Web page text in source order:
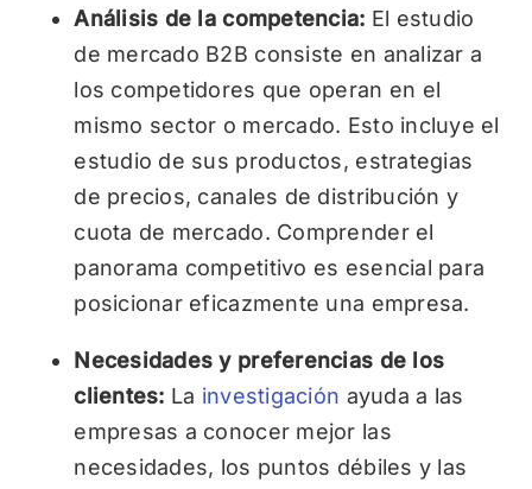
Análisis de la competencia: El estudio
de mercado B2B consiste en analizar a
los competidores que operan en el
mismo sector o mercado. Esto incluye el
estudio de sus productos, estrategias
de precios, canales de distribución y
cuota de mercado. Comprender el
panorama competitivo es esencial para
posicionar eficazmente una empresa.
Necesidades y preferencias de los
clientes: La investigación ayuda a las
empresas a conocer mejor las
necesidades, los puntos débiles y las